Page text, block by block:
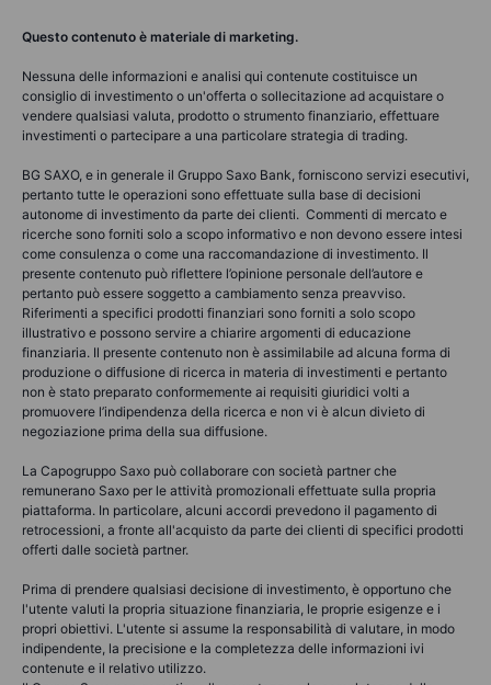
Questo contenuto è materiale di marketing.
Nessuna delle informazioni e analisi qui contenute costituisce un
consiglio di investimento o un'offerta o sollecitazione ad acquistare o
vendere qualsiasi valuta, prodotto o strumento finanziario, effettuare
investimenti o partecipare a una particolare strategia di trading.
BG SAXO, e in generale il Gruppo Saxo Bank, forniscono servizi esecutivi,
pertanto tutte le operazioni sono effettuate sulla base di decisioni
autonome di investimento da parte dei clienti. Commenti di mercato e
ricerche sono forniti solo a scopo informativo e non devono essere intesi
come consulenza o come una raccomandazione di investimento. Il
presente contenuto può riflettere l’opinione personale dell’autore e
pertanto può essere soggetto a cambiamento senza preavviso.
Riferimenti a specifici prodotti finanziari sono forniti a solo scopo
illustrativo e possono servire a chiarire argomenti di educazione
finanziaria. Il presente contenuto non è assimilabile ad alcuna forma di
produzione o diffusione di ricerca in materia di investimenti e pertanto
non è stato preparato conformemente ai requisiti giuridici volti a
promuovere l’indipendenza della ricerca e non vi è alcun divieto di
negoziazione prima della sua diffusione.
La Capogruppo Saxo può collaborare con società partner che
remunerano Saxo per le attività promozionali effettuate sulla propria
piattaforma. In particolare, alcuni accordi prevedono il pagamento di
retrocessioni, a fronte all'acquisto da parte dei clienti di specifici prodotti
offerti dalle società partner.
Prima di prendere qualsiasi decisione di investimento, è opportuno che
l'utente valuti la propria situazione finanziaria, le proprie esigenze e i
propri obiettivi. L'utente si assume la responsabilità di valutare, in modo
indipendente, la precisione e la completezza delle informazioni ivi
contenute e il relativo utilizzo.